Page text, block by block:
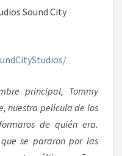
principal, Tommy
nuestra película de los
de quién era.
se pararon por las